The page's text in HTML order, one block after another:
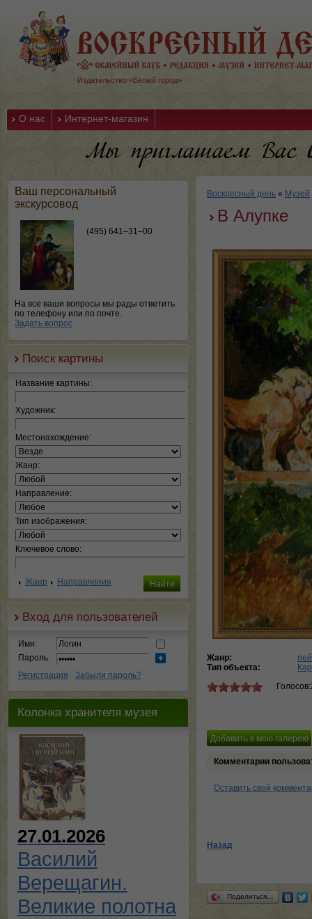
Издательство «Белый город»
О нас Интернет-магазин
Ваш персональный
экскурсовод
(495) 641–31–00
На все ваши вопросы мы рады ответить
по телефону или по почте.
Задать вопрос
Поиск картины
Название картины:
Художник:
Местонахождение:
Жанр:
Направление:
Тип изображения:
Ключевое слово:
Жанр Направления
Вход для пользователей
Имя:
Пароль:
Регистрация
Забыли пароль?
Колонка хранителя музея
27.01.2026
Василий
Верещагин.
Великие полотна
Воскресный день » Музей
В Алупке
Жанр:
Тип объекта:
Комментарии
Оставить свой
Назад
Поделиться…